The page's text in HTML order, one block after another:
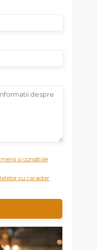
si conditiile
cu caracter